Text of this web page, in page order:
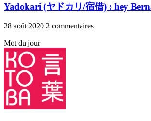
Yadokari (ヤドカリ/宿借) : hey
28 août 2020 2 commentaires
Mot du jour